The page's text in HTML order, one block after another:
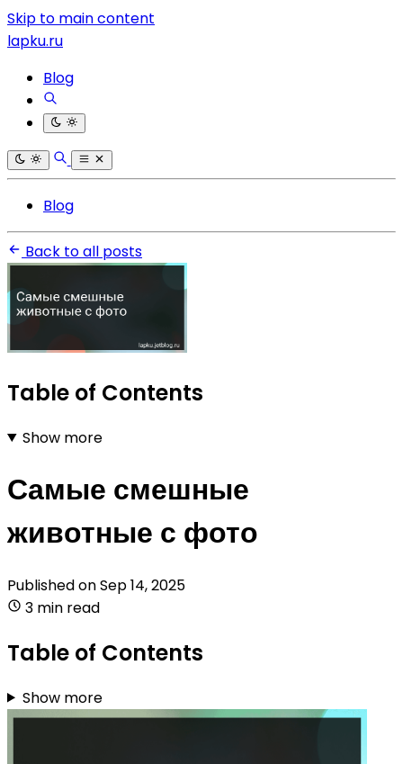
Skip to main content
lapku.ru
Blog
Blog
Back to all posts
Table of Contents
Show more
Самые смешные
животные с фото
Published onSep 14, 2025
3 min read
Table of Contents
Show more